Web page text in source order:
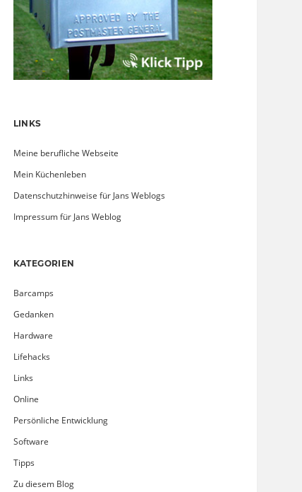
LINKS
Meine berufliche Webseite
Mein Küchenleben
Datenschutzhinweise für Jans Weblogs
Impressum für Jans Weblog
KATEGORIEN
Barcamps
Gedanken
Hardware
Lifehacks
Links
Online
Persönliche Entwicklung
Software
Tipps
Zu diesem Blog